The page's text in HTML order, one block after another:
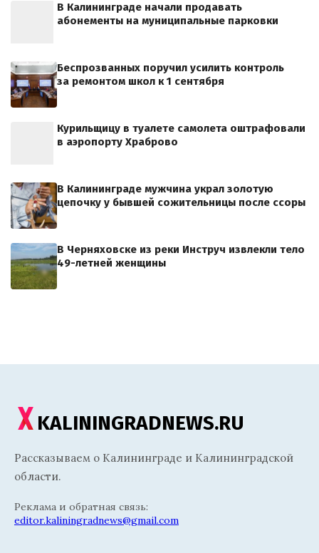
В Калининграде начали продавать
абонементы на муниципальные парковки
Беспрозванных поручил усилить контроль
за ремонтом школ к 1 сентября
Курильщицу в туалете самолета оштрафовали
в аэропорту Храброво
В Калининграде мужчина украл золотую
цепочку у бывшей сожительницы после ссоры
В Черняховске из реки Инструч извлекли тело
49-летней женщины
KALININGRADNEWS.RU
Рассказываем о Калининграде и Калининградской
области.
Реклама и обратная связь:
editor.kaliningradnews@gmail.com